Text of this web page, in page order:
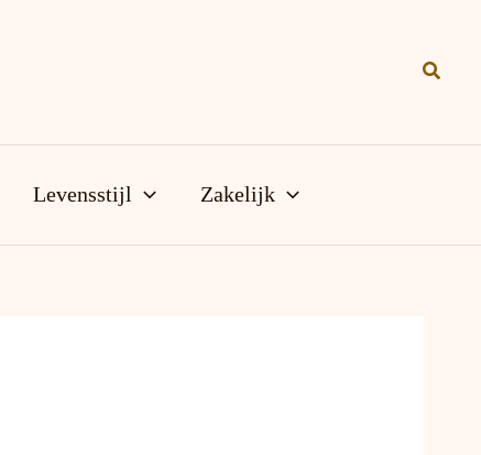
Levensstijl Zakelijk